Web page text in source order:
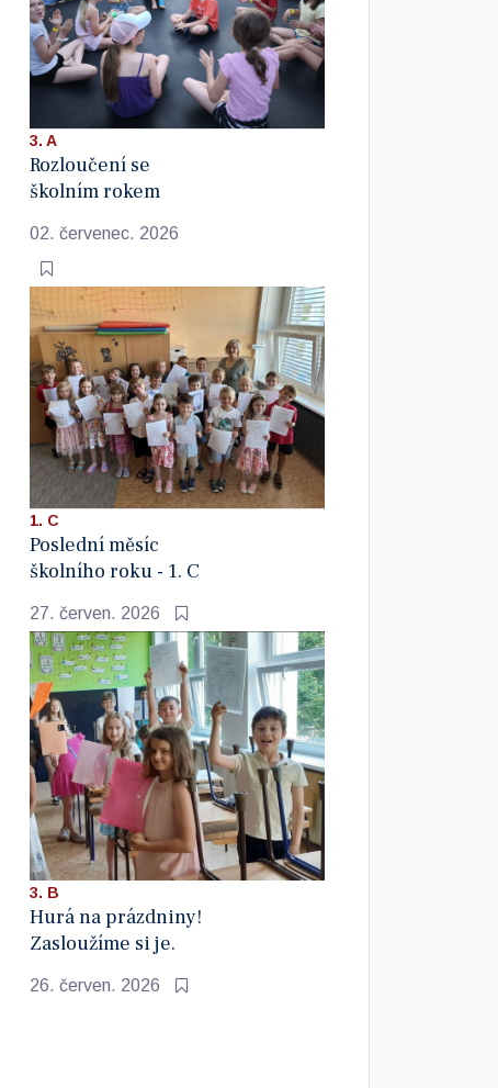
3. A
Rozloučení se
školním rokem
02. červenec. 2026
1. C
Poslední měsíc
školního roku - 1. C
27. červen. 2026
3. B
Hurá na prázdniny!
Zasloužíme si je.
26. červen. 2026